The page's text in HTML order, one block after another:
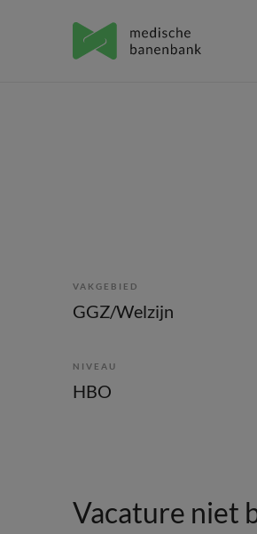
VAKGEBIED
GGZ/Welzijn
NIVEAU
HBO
Vacature niet